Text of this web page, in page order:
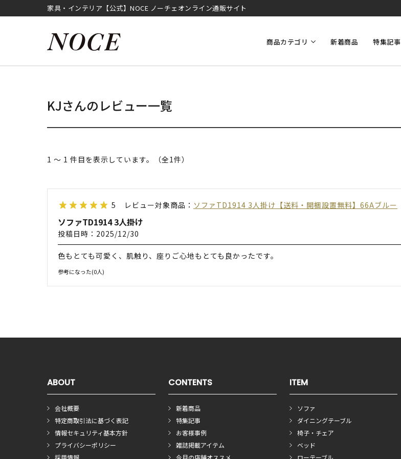
家具・インテリア【公式】NOCE ノーチェオンライン通販サイト
商品カテゴリ 新着商品 特集記事
KJさんのレビュー一覧
1 ～ 1 件目を表示しています。（全1件）
5 レビュー対象商品： ソファTD1914 3人掛け【送料・開梱設置無料】66Aブルー
ソファTD1914 3人掛け
投稿日時：2025/12/30
色もとても可愛く、肌触り、座りご心地もとても良かったです。
参考になった(0人)
ABOUT
会社概要
特定商取引法に基づく表記
情報セキュリティ基本方針
プライバシーポリシー
採用情報
CONTENTS
新着商品
特集記事
お客様事例
雑誌掲載アイテム
今月の店舗オススメ
ITEM
ソファ
ダイニングテーブル
椅子・チェア
ベッド
ローテーブル